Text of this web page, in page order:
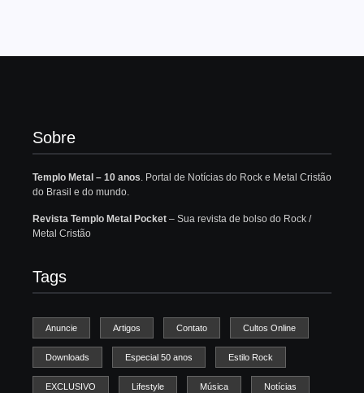
Sobre
Templo Metal – 10 anos. Portal de Notícias do Rock e Metal Cristão
do Brasil e do mundo.
Revista Templo Metal Pocket – Sua revista de bolso do Rock /
Metal Cristão
Tags
Anuncie Artigos Contato Cultos Online
Downloads Especial 50 anos Estilo Rock
EXCLUSIVO Lifestyle Música Notícias